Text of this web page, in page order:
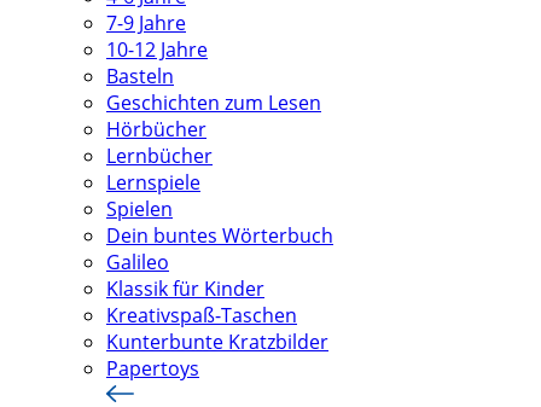
7-9 Jahre
10-12 Jahre
Basteln
Geschichten zum Lesen
Hörbücher
Lernbücher
Lernspiele
Spielen
Dein buntes Wörterbuch
Galileo
Klassik für Kinder
Kreativspaß-Taschen
Kunterbunte Kratzbilder
Papertoys